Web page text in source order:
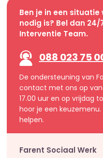
Ben je in een
nodig is? Bel dan
Interventie Team.
088 023 75
De ondersteuning van
contact met ons op
17.00 uur en op vrijdag
hoor je een
helpen.
Farent Sociaal Werk